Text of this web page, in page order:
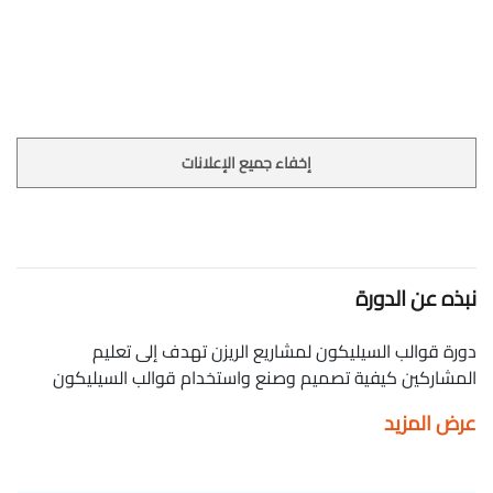
إخفاء جميع الإعلانات
نبذه عن الدورة
دورة قوالب السيليكون لمشاريع الريزن تهدف إلى تعليم
المشاركين كيفية تصميم وصنع واستخدام قوالب السيليكون
والأدوات الأساسية اللازمة، بما في ذلك أنواع السيليكون المختلفة
عرض المزيد